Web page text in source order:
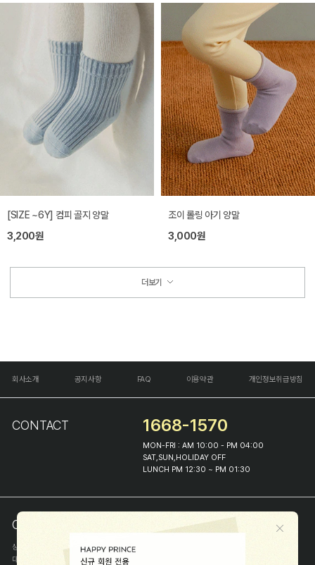
[SIZE ~6Y] 컴피 골지 양말
3,200원
조이 롤링 아기 양말
3,000원
더보기
회사소개 공지사항 FAQ 이용약관 개인정보취급방침
CONTACT 1668-1570
MON-FRI : AM 10:00 - PM 04:00
SAT,SUN,HOLIDAY OFF
LUNCH PM 12:30 ~ PM 01:30
COMPANY INFO
상호
(주)해피프린스
대표
이화진